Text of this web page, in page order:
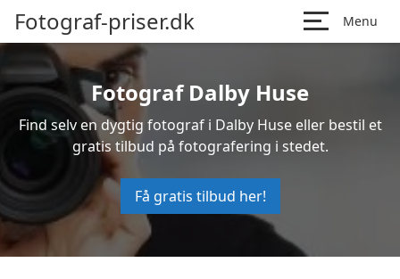
Fotograf-priser.dk Menu
Fotograf Dalby Huse
Find selv en dygtig fotograf i Dalby Huse eller bestil et
gratis tilbud på fotografering i stedet.
Få gratis tilbud her!